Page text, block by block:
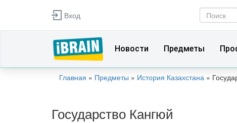
Перейти к основному содержанию
Вход
Поиск
Новости Предметы
Вы здесь
Главная » Предметы » История Казахстана »
Государство Кангюй